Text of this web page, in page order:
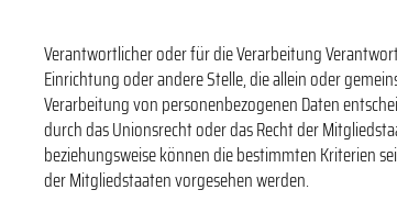
Verantwortlicher oder für die Verarbeitung
Einrichtung oder andere Stelle, die allein oder
Verarbeitung von personenbezogenen Daten
durch das Unionsrecht oder das Recht der
beziehungsweise können die bestimmten Kriterien
der Mitgliedstaaten vorgesehen werden.